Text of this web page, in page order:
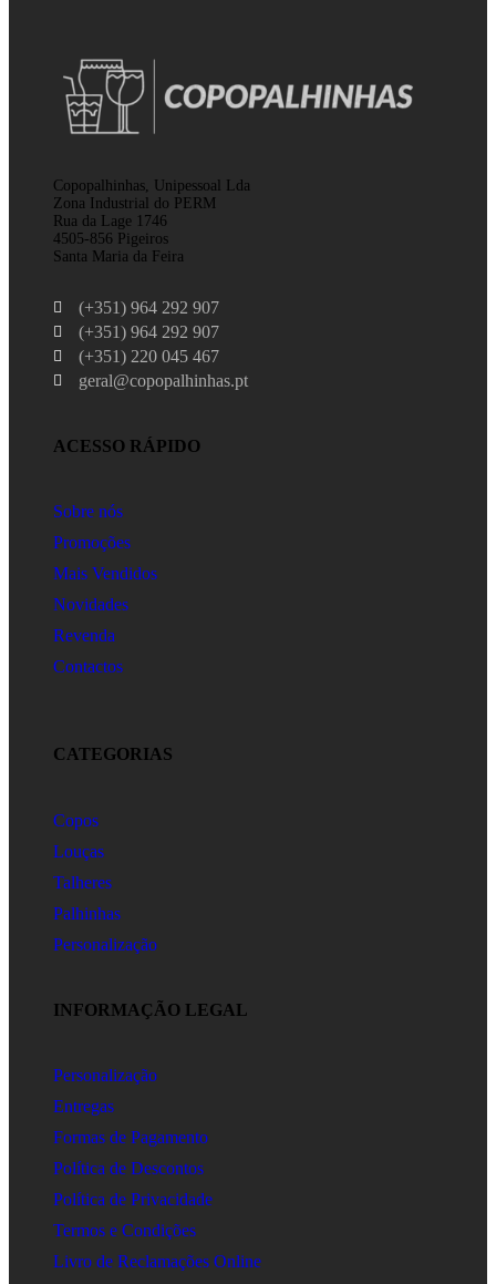
Copopalhinhas, Unipessoal Lda
Zona Industrial do PERM
Rua da Lage 1746
4505-856 Pigeiros
Santa Maria da Feira
(+351) 964 292 907
(+351) 964 292 907
(+351) 220 045 467
geral@copopalhinhas.pt
ACESSO RÁPIDO
Sobre nós
Promoções
Mais Vendidos
Novidades
Revenda
Contactos
CATEGORIAS
Copos
Louças
Talheres
Palhinhas
Personalização
INFORMAÇÃO LEGAL
Personalização
Entregas
Formas de Pagamento
Política de Descontos
Política de Privacidade
Termos e Condições
Livro de Reclamações Online